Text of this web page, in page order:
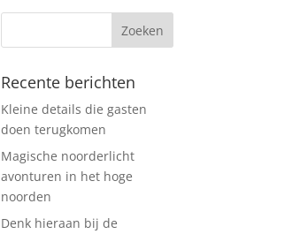
Recente berichten
Kleine details die gasten
doen terugkomen
Magische noorderlicht
avonturen in het hoge
noorden
Denk hieraan bij de